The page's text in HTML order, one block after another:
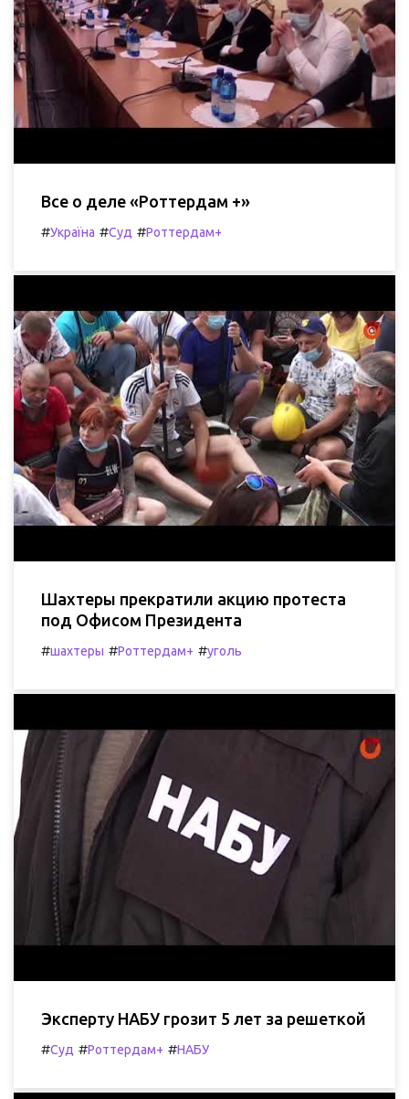
Все о деле «Роттердам +»
#Україна #Суд #Роттердам+
Шахтеры прекратили акцию протеста
под Офисом Президента
#шахтеры #Роттердам+ #уголь
Эксперту НАБУ грозит 5 лет за решеткой
#Суд #Роттердам+ #НАБУ